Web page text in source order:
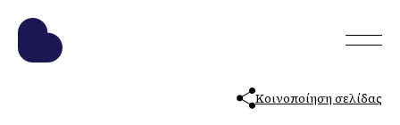
Κοινοποίηση σελίδας